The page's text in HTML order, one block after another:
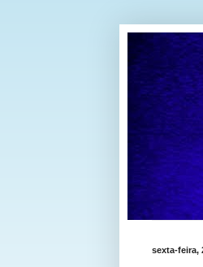
sexta-feira,